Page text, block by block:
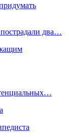
два…